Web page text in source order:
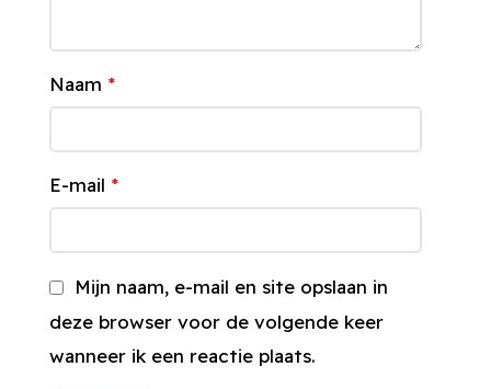
Naam *
E-mail *
Mijn naam, e-mail en site opslaan in
deze browser voor de volgende keer
wanneer ik een reactie plaats.